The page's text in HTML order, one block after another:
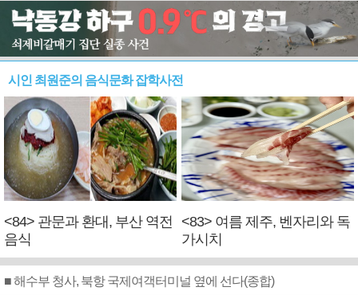
시인 최원준의 음식문화 잡학사전
<84> 관문과 환대, 부산 역전
음식
<83> 여름 제주, 벤자리와 독
가시치
■ 해수부 청사, 북항 국제여객터미널 옆에 선다(종합)